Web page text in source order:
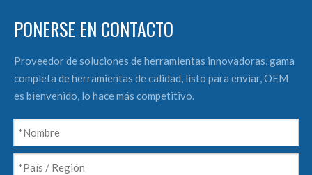
PONERSE EN CONTACTO
Proveedor de soluciones de herramientas innovadoras, gama
completa de herramientas de calidad, listo para enviar, OEM
es bienvenido, lo hace más competitivo.